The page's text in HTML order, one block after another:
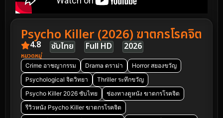
Psycho Killer (2026) ฆาตกรโรคจิต
4.8 ซับไทย Full HD 2026
หมวดหมู่
Crime อาชญากรรม Drama ดราม่า
Horror สยองขวัญ
Psychological จิตวิทยา
Thriller ระทึกขวัญ
Psycho Killer 2026 ซับไทย
ช่องทางดูหนัง ฆาตกรโรคจิต
รีวิวหนัง Psycho Killer ฆาตกรโรคจิต